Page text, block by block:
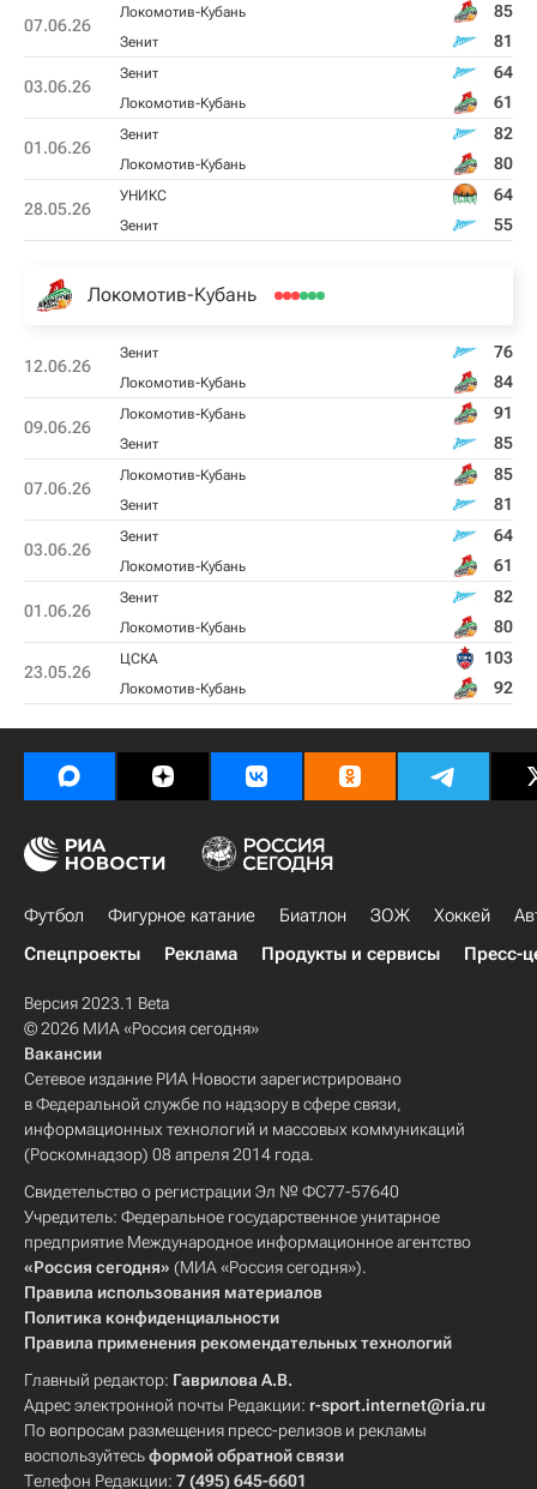
07.06.26
Локомотив-Кубань 85
Зенит 81
03.06.26
Зенит 64
Локомотив-Кубань 61
01.06.26
Зенит 82
Локомотив-Кубань 80
28.05.26
УНИКС 64
Зенит 55
Локомотив-Кубань
12.06.26
Зенит 76
Локомотив-Кубань 84
09.06.26
Локомотив-Кубань 91
Зенит 85
07.06.26
Локомотив-Кубань 85
Зенит 81
03.06.26
Зенит 64
Локомотив-Кубань 61
01.06.26
Зенит 82
Локомотив-Кубань 80
23.05.26
ЦСКА 103
Локомотив-Кубань 92
Футбол Фигурное катание Биатлон ЗОЖ Хоккей
Спецпроекты
Реклама Продукты и сервисы Пресс-
Версия 2023.1 Beta
© 2026 МИА «Россия сегодня»
Вакансии
Сетевое издание РИА Новости зарегистрировано
в Федеральной службе по надзору в сфере связи,
информационных технологий и массовых коммуникаций
(Роскомнадзор) 08 апреля 2014 года.
Свидетельство о регистрации Эл № ФС77-57640
Учредитель: Федеральное государственное унитарное
предприятие Международное информационное агентство
«Россия сегодня» (МИА «Россия сегодня»).
Правила использования материалов
Политика конфиденциальности
Правила применения рекомендательных технологий
Главный редактор: Гаврилова А.В.
Адрес электронной почты Редакции: r-sport.internet@ria.ru
По вопросам размещения пресс-релизов и рекламы
воспользуйтесьформой обратной связи
Телефон Редакции: 7 (495) 645-6601